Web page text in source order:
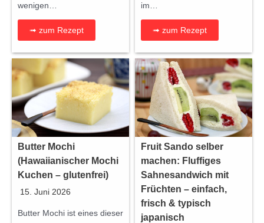
wenigen…
➟ zum Rezept
im…
➟ zum Rezept
Butter Mochi
(Hawaiianischer Mochi
Kuchen – glutenfrei)
15. Juni 2026
Butter Mochi ist eines dieser
Fruit Sando selber
machen: Fluffiges
Sahnesandwich mit
Früchten – einfach,
frisch & typisch
japanisch